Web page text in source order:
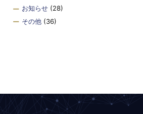
お知らせ (28)
その他 (36)